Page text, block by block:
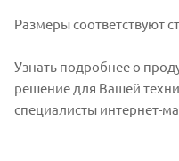
Размеры соответствуют
Узнать подробнее о
решение для Вашей
специалисты интернет-